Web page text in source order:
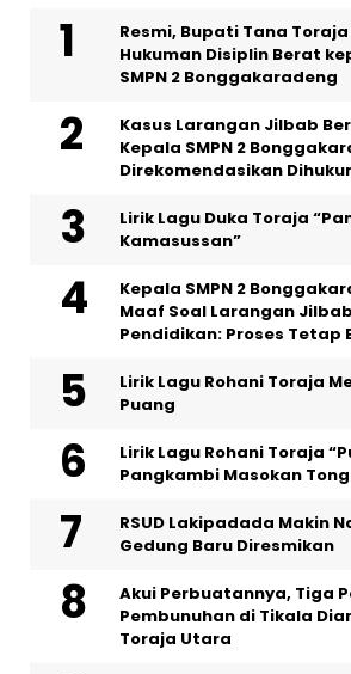
Resmi, Bupati Tana
Hukuman Disiplin Berat
SMPN 2 Bonggakaradeng
Kasus Larangan Jilbab
Kepala SMPN 2
Direkomendasikan
Lirik Lagu Duka Toraja
Kamasussan”
Kepala SMPN 2
Maaf Soal Larangan
Pendidikan: Proses Tetap
Lirik Lagu Rohani Toraja
Puang
Lirik Lagu Rohani Toraja
Pangkambi Masokan
RSUD Lakipadada Makin
Gedung Baru Diresmikan
Akui Perbuatannya, Tiga
Pembunuhan di Tikala
Toraja Utara